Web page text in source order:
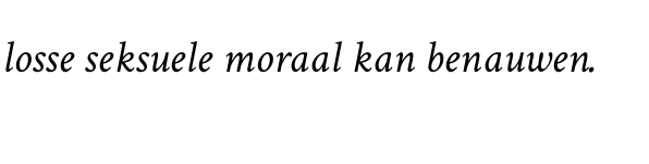
seksuele moraal kan benauwen.